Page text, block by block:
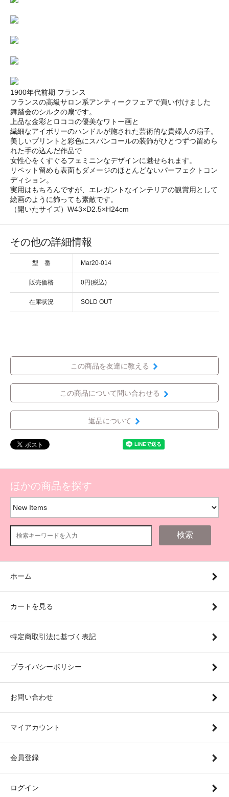
1900年代前期 フランス
フランスの高級サロン系アンティークフェアで買い付けました
舞踏会のシルクの扇です。
上品な金彩とロココの優美なワトー画と
繊細なアイボリーのハンドルが施された芸術的な貴婦人の扇子。
美しいプリントと彩色にスパンコールの装飾がひとつずつ留めら
れた手の込んだ作品で
女性心をくすぐるフェミニンなデザインに魅せられます。
リペット留めも表面もダメージのほとんどないパーフェクトコン
ディション。
実用はもちろんですが、エレガントなインテリアの観賞用として
絵画のように飾っても素敵です。
（開いたサイズ）W43×D2.5×H24cm
その他の詳細情報
型 番 Mar20-014
販売価格 0円(税込)
在庫状況 SOLD OUT
この商品を友達に教える
この商品について問い合わせる
返品について
ほかの商品を探す
検索
ホーム
カートを見る
特定商取引法に基づく表記
プライバシーポリシー
お問い合わせ
マイアカウント
会員登録
ログイン